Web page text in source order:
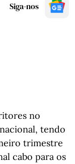
Siga-nos
no
tendo
trimestre
cabo para os